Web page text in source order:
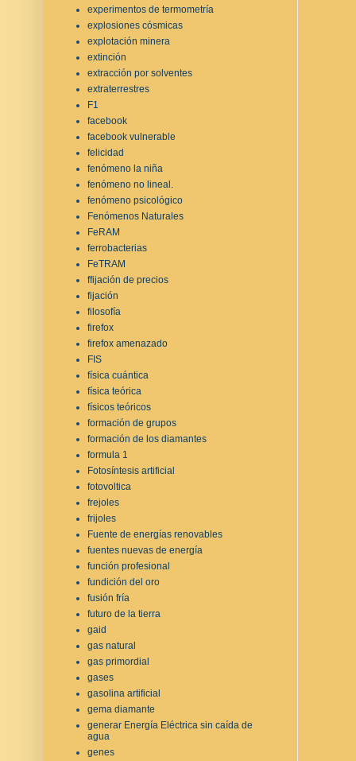
experimentos de termometría
explosiones cósmicas
explotación minera
extinción
extracción por solventes
extraterrestres
F1
facebook
facebook vulnerable
felicidad
fenómeno la niña
fenómeno no lineal.
fenómeno psicológico
Fenómenos Naturales
FeRAM
ferrobacterias
FeTRAM
ffijación de precios
fijación
filosofía
firefox
firefox amenazado
FIS
física cuántica
física teórica
físicos teóricos
formación de grupos
formación de los diamantes
formula 1
Fotosíntesis artificial
fotovoltica
frejoles
frijoles
Fuente de energías renovables
fuentes nuevas de energía
función profesional
fundición del oro
fusión fría
futuro de la tierra
gaid
gas natural
gas primordial
gases
gasolina artificial
gema diamante
generar Energía Eléctrica sin caída de
agua
genes